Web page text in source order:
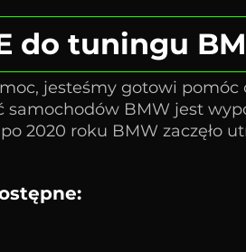
do tuningu
jesteśmy gotowi
samochodów BMW jest
2020 roku BMW zaczęło